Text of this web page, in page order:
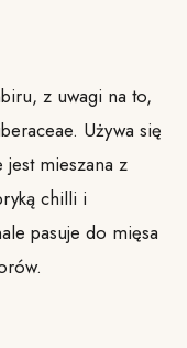
z uwagi na to,
Używa się
mieszana z
chilli i
pasuje do mięsa